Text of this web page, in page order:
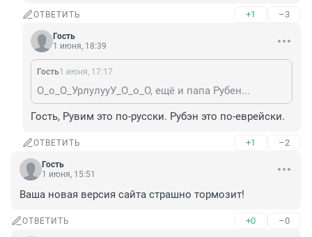
ОТВЕТИТЬ +1 –3
Гость
1 июня, 18:39
Гость1 июня, 17:17
О_о_О_УрлулууУ_О_о_О, ещё и папа Рубен...
Гость, Рувим это по-русски. Рубэн это по-еврейски.
ОТВЕТИТЬ +1 –2
Гость
1 июня, 15:51
Ваша новая версия сайта страшно тормозит!
ОТВЕТИТЬ +0 –0